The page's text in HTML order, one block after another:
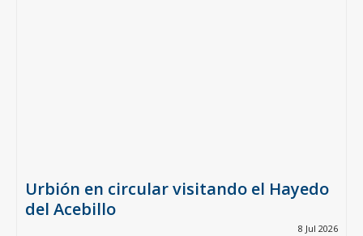
Urbión en circular visitando el Hayedo
del Acebillo
8 Jul 2026